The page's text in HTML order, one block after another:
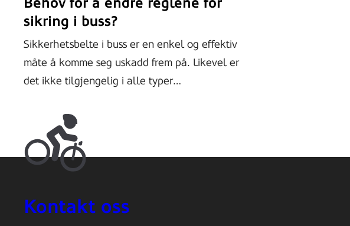
sikring i buss?
Sikkerhetsbelte i buss er en enkel og effektiv
måte å komme seg uskadd frem på. Likevel er
det ikke tilgjengelig i alle typer…
Kontakt oss